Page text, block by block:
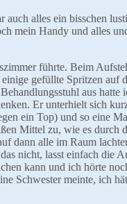
auch alles ein bisschen
mein Handy und alles
führte. Beim
gefüllte Spritzen auf
aus hatte
Er unterhielt sich
ein Top) und so eine
Mittel zu, wie es durch
dann alle im Raum
nicht, lasst einfach die
kann und ich hörte
Schwester meinte, ich